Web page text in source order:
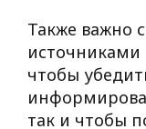
Также важно
чтобы
так и чтобы